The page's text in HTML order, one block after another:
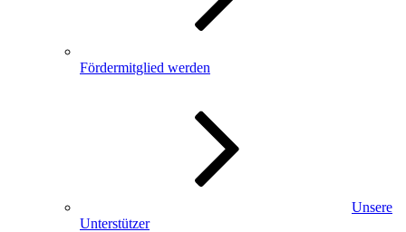
Fördermitglied werden
Unsere
Unterstützer